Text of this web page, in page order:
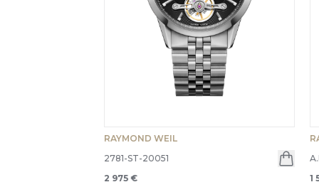
RAYMOND WEIL
2781-ST-20051
2 975 €
1